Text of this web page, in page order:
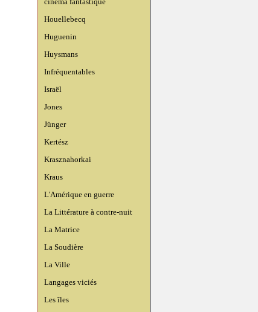
Houellebecq
Huguenin
Huysmans
Infréquentables
Israël
Jones
Jünger
Kertész
Krasznahorkai
Kraus
L'Amérique en guerre
La Littérature à contre-nuit
La Matrice
La Soudière
La Ville
Langages viciés
Les îles